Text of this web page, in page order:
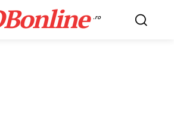
.ro